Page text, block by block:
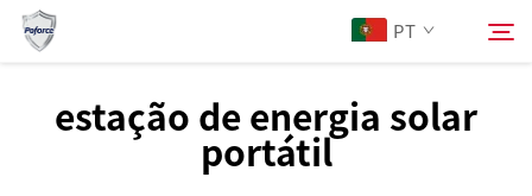
PT
estação de energia solar
portátil